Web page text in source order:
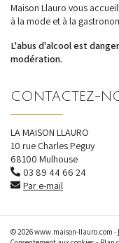
Maison Llauro vous
à la mode et à la
L'abus d'alcool est
modération.
CONTACTEZ-
LA MAISON LLAURO
10 rue Charles Peguy
68100 Mulhouse
03 89 44 66 24
Par e-mail
© 2026 www.maison-llauro.com -